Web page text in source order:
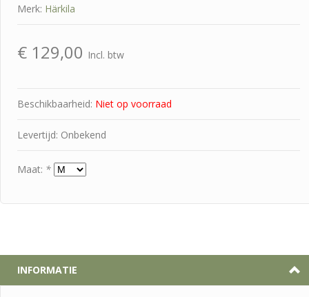
Merk: Härkila
€ 129,00 Incl. btw
Beschikbaarheid: Niet op voorraad
Levertijd: Onbekend
Maat: *
INFORMATIE